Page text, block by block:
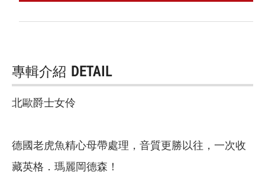
專輯介紹 DETAIL
北歐爵士女伶
德國老虎魚精心母帶處理，音質更勝以往，一次收
藏英格．瑪麗岡德森！